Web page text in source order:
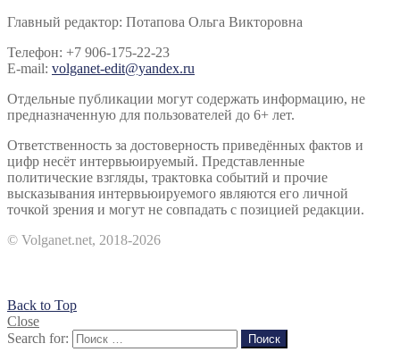
Главный редактор: Потапова Ольга Викторовна
Телефон: +7 906-175-22-23
E-mail: volganet-edit@yandex.ru
Отдельные публикации могут содержать информацию, не
предназначенную для пользователей до 6+ лет.
Ответственность за достоверность приведённых фактов и
цифр несёт интервьюируемый. Представленные
политические взгляды, трактовка событий и прочие
высказывания интервьюируемого являются его личной
точкой зрения и могут не совпадать с позицией редакции.
© Volganet.net, 2018-2026
Back to Top
Close
Search for:
Поиск